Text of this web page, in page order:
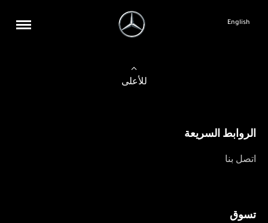
English
للأعلى
الروابط السريعة
اتصل بنا
تسوق